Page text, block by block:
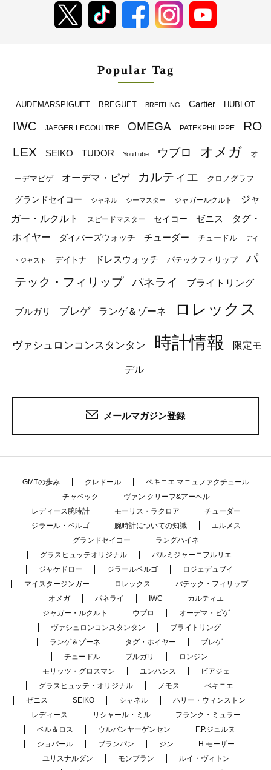
Popular Tag
AUDEMARSPIGUET BREGUET BREITLING Cartier HUBLOT
IWC JAEGER LECOULTRE OMEGA PATEKPHILIPPE
RO
LEX
SEIKO TUDOR YouTube ウブロ オメガ オ
ーデマピゲ オーデマ・ピゲ カルティエ クロノグラフ
グランドセイコー シャネル シーマスター ジャガールクルト
ジャ
ガー・ルクルト
スピードマスター セイコー ゼニス
タグ・
ホイヤー
ダイバーズウォッチ チューダー チュードル デイ
トジャスト デイトナ ドレスウォッチ パテックフィリップ
パ
テック・フィリップ
パネライ ブライトリング
ブルガリ ブレゲ ランゲ＆ゾーネ ロレックス
ヴァシュロンコンスタンタン 時計情報 限定モ
デル
メールマガジン登録
GMTの歩み クレドール
ペキニエ マニュファクチュール
チャペック
ヴァン クリーフ&アーペル
レディース腕時計
モーリス・ラクロア
チューダー
ジラール・ペルゴ
腕時計についての知識
エルメス
グランドセイコー
ラングハイネ
グラスヒュッテオリジナル
パルミジャーニフルリエ
ジャケドロー
ジラールペルゴ
ロジェデュブイ
マイスタージンガー
ロレックス
パテック・フィリップ
オメガ
パネライ IWC
カルティエ
ジャガー・ルクルト
ウブロ
オーデマ・ピゲ
ヴァシュロンコンスタンタン
ブライトリング
ランゲ＆ゾーネ
タグ・ホイヤー
ブレゲ
チュードル
ブルガリ
ロンジン
モリッツ・グロスマン
ユンハンス
ピアジェ
グラスヒュッテ・オリジナル
ノモス
ペキニエ
ゼニス
SEIKO シャネル
ハリー・ウィンストン
レディース
リシャール・ミル
フランク・ミュラー
ベル＆ロス
ウルバンヤーゲンセン
F.P.ジュルヌ
ショパール
ブランパン ジン
H.モーザー
ユリスナルダン
モンブラン
ルイ・ヴィトン